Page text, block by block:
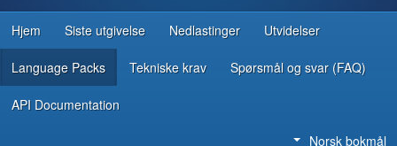
UTVIKLINGSRESSURSER
Hjem Siste utgivelse Nedlastinger Utvidelser
Language Packs Tekniske krav Spørsmål og svar (FAQ)
API Documentation
Norsk bokmål